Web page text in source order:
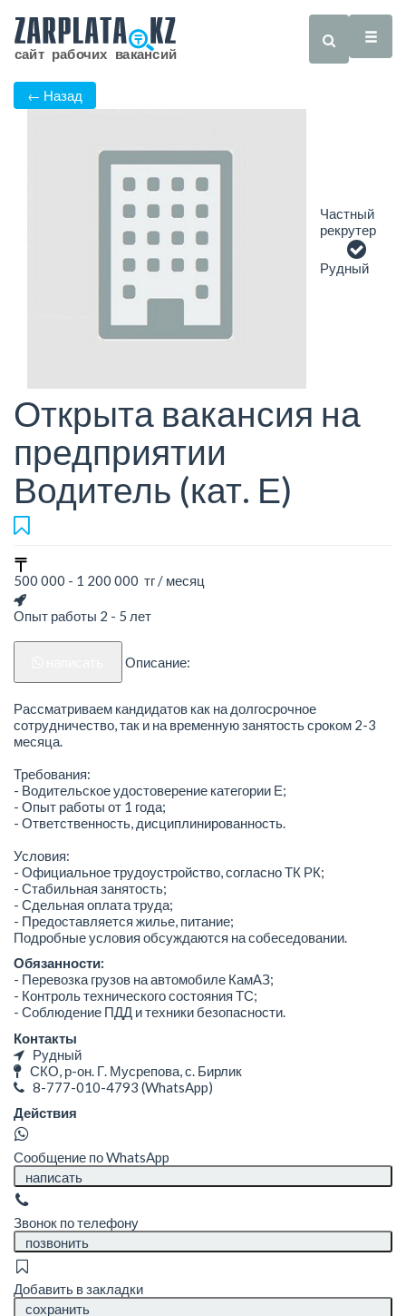
← Назад
Частный
рекрутер
Рудный
Открыта вакансия на
предприятии
Водитель (кат. Е)
500 000 - 1 200 000 тг / месяц
Опыт работы 2 - 5 лет
Описание:
Рассматриваем кандидатов как на долгосрочное
сотрудничество, так и на временную занятость сроком 2-3
месяца.
Требования:
- Водительское удостоверение категории Е;
- Опыт работы от 1 года;
- Ответственность, дисциплинированность.
Условия:
- Официальное трудоустройство, согласно ТК РК;
- Стабильная занятость;
- Сдельная оплата труда;
- Предоставляется жилье, питание;
Подробные условия обсуждаются на собеседовании.
Обязанности:
- Перевозка грузов на автомобиле КамАЗ;
- Контроль технического состояния ТС;
- Соблюдение ПДД и техники безопасности.
Контакты
Рудный
СКО, р-он. Г. Мусрепова, с. Бирлик
8-777-010-4793 (WhatsApp)
Действия
Сообщение по WhatsApp
написать
Звонок по телефону
позвонить
Добавить в закладки
сохранить